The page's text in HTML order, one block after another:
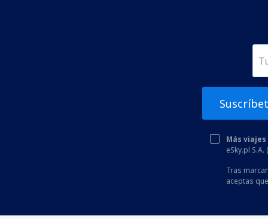
Más
eSky.pl
Tras
aceptas